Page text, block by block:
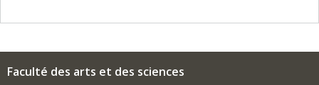
Faculté des arts et des sciences